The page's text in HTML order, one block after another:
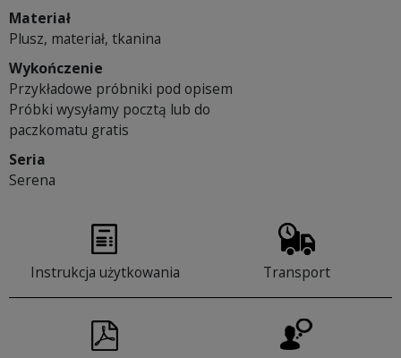
Materiał
Plusz, materiał, tkanina
Wykończenie
Przykładowe próbniki pod opisem
Próbki wysyłamy pocztą lub do
paczkomatu gratis
Seria
Serena
Instrukcja użytkowania Transport